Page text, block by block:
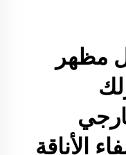
مظهر
الأناقة